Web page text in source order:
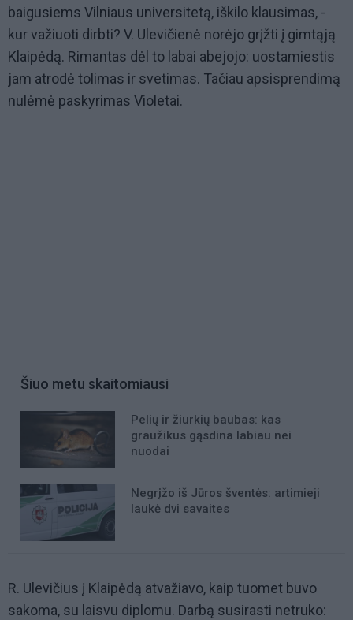
baigusiems Vilniaus universitetą, iškilo klausimas, -
kur važiuoti dirbti? V. Ulevičienė norėjo grįžti į gimtąją
Klaipėdą. Rimantas dėl to labai abejojo: uostamiestis
jam atrodė tolimas ir svetimas. Tačiau apsisprendimą
nulėmė paskyrimas Violetai.
Šiuo metu skaitomiausi
Pelių ir žiurkių baubas: kas
graužikus gąsdina labiau nei
nuodai
Negrįžo iš Jūros šventės: artimieji
laukė dvi savaites
R. Ulevičius į Klaipėdą atvažiavo, kaip tuomet buvo
sakoma, su laisvu diplomu. Darbą susirasti netruko: